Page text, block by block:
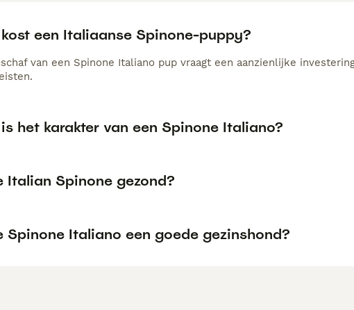
een Italiaanse Spinone-puppy?
van een Spinone Italiano pup vraagt een aanzienlijke
het karakter van een Spinone Italiano?
Italian Spinone gezond?
Spinone Italiano een goede gezinshond?